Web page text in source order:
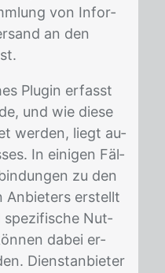
von In­for­
an den
Plu­gin er­fasst
und wie die­se
wer­den, liegt au­
In ei­ni­gen Fäl­
zu den
An­bie­ters er­stellt
spe­zi­fi­sche Nut­
da­bei er­
Dienst­an­bie­ter